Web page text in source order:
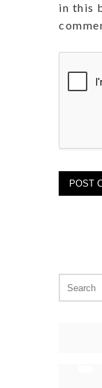
in this
for: